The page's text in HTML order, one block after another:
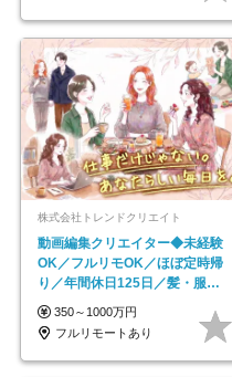
株式会社トレンドクリエイト
動画編集クリエイター◆未経験
OK／フルリモOK／ほぼ定時帰
り／年間休日125日／髪・服・
ネイル自由／副業OK
350～1000万円
フルリモートあり